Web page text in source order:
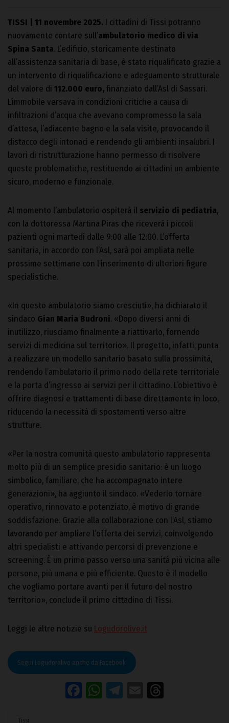
TISSI | 11 novembre 2025. I cittadini di Tissi potranno
nuovamente contare sull’ambulatorio medico di via
Spina Santa. L’edificio, storicamente destinato
all’assistenza sanitaria di base, è stato riqualificato grazie a
un intervento di riqualificazione e adeguamento strutturale
del valore di 112.000 euro,finanziato dall’Asl di Sassari.
L’immobile versava in condizioni critiche a causa di
infiltrazioni d’acqua che avevano compromesso la sala
d’attesa, l’adiacente bagno e la sala visite, provocando il
distacco degli intonaci e rendendo gli ambienti insalubri. I
lavori di ristrutturazione hanno permesso di risolvere
queste problematiche, restituendo ai cittadini un ambiente
sicuro, moderno e funzionale.
Al momento l’ambulatorio ospiterà il servizio di pediatria,
con la dottoressa Martina Piras che riceverà i piccoli
pazienti ogni martedì dalle 9:00 alle 12:00. L’offerta
sanitaria, in accordo con l’Asl, sarà poi ampliata nelle
prossime settimane con l’inserimento di ulteriori figure
specialistiche.
«In questo ambulatorio siamo cresciuti», ha dichiarato il
sindaco Gian Maria Budroni. «Dopo diversi anni di
inutilizzo, riusciamo finalmente a riattivarlo, fornendo
servizi di medicina sul territorio». Il progetto, infatti, punta
a realizzare un modello sanitario basato sulla prossimità,
rendendo l’ambulatorio il primo nodo della rete territoriale
e la porta d’ingresso ai servizi per il cittadino. L’obiettivo è
offrire diagnosi e trattamenti di base direttamente in loco,
riducendo la necessità di spostamenti verso altre
strutture.
«Per la nostra comunità questo ambulatorio rappresenta
molto più di un semplice presidio sanitario: è un luogo
simbolico, familiare, che ha accompagnato intere
generazioni», ha aggiunto il sindaco. «Vederlo tornare
operativo, rinnovato e potenziato, è motivo di grande
soddisfazione. Grazie alla collaborazione con l’Asl, stiamo
lavorando per ampliare l’offerta dei servizi, coinvolgendo
altri specialisti e attivando percorsi di prevenzione e
screening. È un primo passo verso una sanità più vicina alle
persone, più umana e più efficiente. Questo è il modello
che vogliamo portare avanti per il futuro del nostro
territorio», conclude il primo cittadino di Tissi.
Leggi le altre notizie su Logudorolive.it
Segui Logudorolive anche da Facebook
Facebook
WhatsApp
Telegram
Email
Tissi